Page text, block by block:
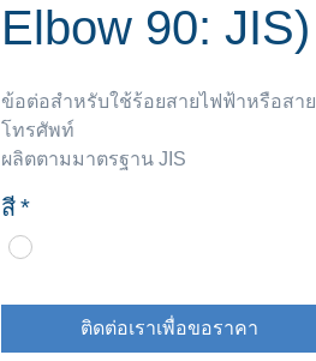
Elbow 90: JIS)
ข้อต่อสำหรับใช้ร้อยสายไฟฟ้าหรือสาย
โทรศัพท์
ผลิตตามมาตรฐาน JIS
สี*
ติดต่อเราเพื่อขอราคา